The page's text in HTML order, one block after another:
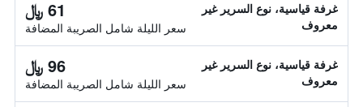
غرفة قياسية، نوع السرير غير
معروف
61 ﷼
سعر الليلة شامل الصريبة المضافة
غرفة قياسية، نوع السرير غير
معروف
96 ﷼
سعر الليلة شامل الصريبة المضافة